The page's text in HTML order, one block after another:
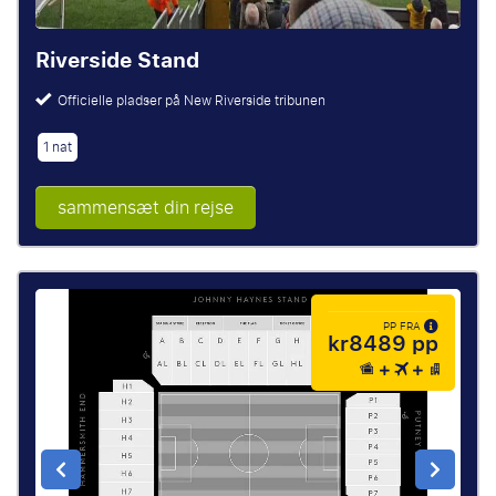
Riverside Stand
Officielle pladser på New Riverside tribunen
1 nat
sammensæt din rejse
PP FRA
kr8489 pp